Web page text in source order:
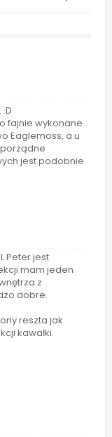
fajnie wykonane.
Eaglemoss, a u
jest podobnie.
Peter jest
mam jeden
z
dobre.
reszta jak
kawałki.